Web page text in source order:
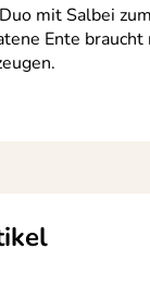
mit Salbei
Ente